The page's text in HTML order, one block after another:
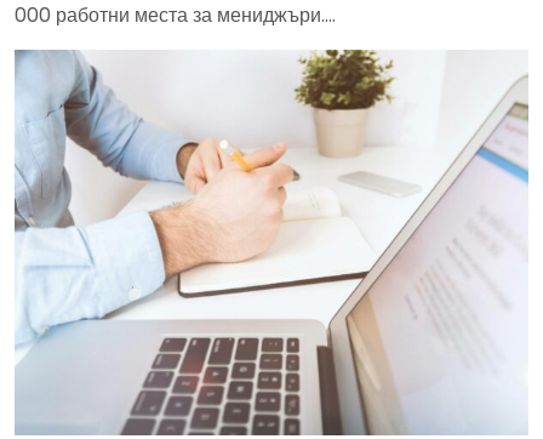
000 работни места за мениджъри….